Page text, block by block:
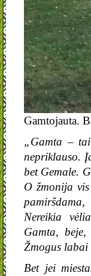
Gamtojauta.
„Gamta –
nepriklauso.
bet Gemale.
O žmonija
Nereikia
Gamta,
Žmogus
Bet jei